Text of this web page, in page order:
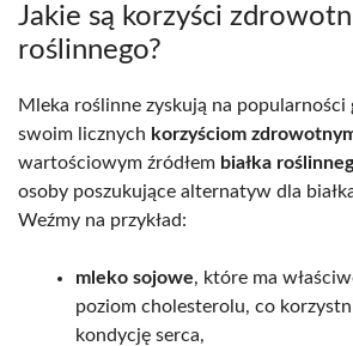
Jakie są korzyści
roślinnego?
Mleka roślinne zyskują na popularności
swoim licznych korzyściom
wartościowym źródłem białka
osoby poszukujące alternatyw dla
Weźmy na przykład:
mleko sojowe, które ma
poziom cholesterolu, co
kondycję serca,